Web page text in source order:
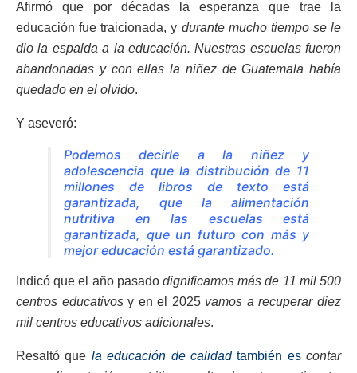
Afirmó que por décadas la esperanza que trae la
educación fue traicionada, y durante mucho tiempo se le
dio la espalda a la educación. Nuestras escuelas fueron
abandonadas y con ellas la niñez de Guatemala había
quedado en el olvido.
Y aseveró:
Podemos decirle a la niñez y
adolescencia que la distribución de 11
millones de libros de texto está
garantizada, que la alimentación
nutritiva en las escuelas está
garantizada, que un futuro con más y
mejor educación está garantizado.
Indicó que el año pasado dignificamos más de 11 mil 500
centros educativosy en el 2025 vamos a recuperar diez
mil centros educativos adicionales.
Resaltó que la educación de calidadtambién es contar